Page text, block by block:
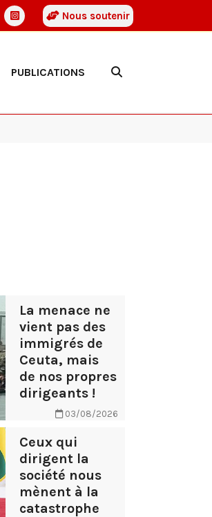
Nous soutenir
PUBLICATIONS
La menace ne
vient pas des
immigrés de
Ceuta, mais
de nos propres
dirigeants !
03/08/2026
Ceux qui
dirigent la
société nous
mènent à la
catastrophe